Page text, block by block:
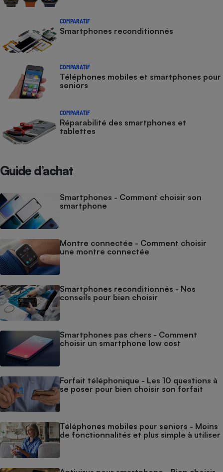
COMPARATIF
Smartphones reconditionnés
COMPARATIF
Téléphones mobiles et smartphones pour
seniors
COMPARATIF
Réparabilité des smartphones et
tablettes
Guide d’achat
Smartphones - Comment choisir son
smartphone
Montre connectée - Comment choisir
une montre connectée
Smartphones reconditionnés - Nos
conseils pour bien choisir
Smartphones pas chers - Comment
choisir un smartphone low cost
Forfait téléphonique - Les 10 questions à
se poser pour bien choisir son forfait
Téléphones mobiles pour seniors - Moins
de fonctionnalités et plus simple à utiliser